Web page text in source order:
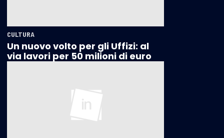
CULTURA
Un nuovo volto per gli Uffizi: al
via lavori per 50 milioni di euro